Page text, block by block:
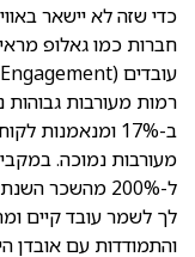
כדי שזה לא יישאר
חברות כמו גאלופ
ל-200%
לך לשמר עובד קיים
והתמודדות עם אובדן